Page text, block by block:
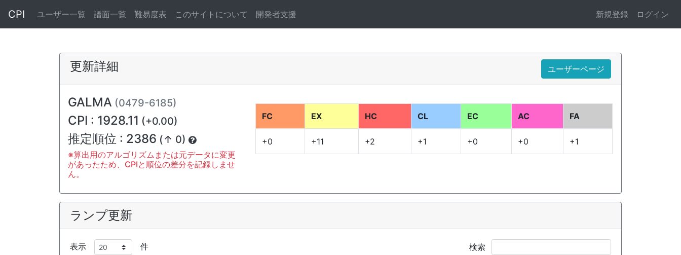
CPI ユーザー一覧 譜面一覧 難易度表 このサイトについて 開発者支援 新規登録 ログイン
更新詳細 ユーザーページ
GALMA (0479-6185)
CPI : 1928.11 (+0.00)
推定順位 : 2386 (↑ 0)
※算出用のアルゴリズムまたは元データに変更
があったため、CPIと順位の差分を記録しませ
ん。
FC EX HC CL EC AC FA
+0 +11 +2 +1 +0 +0 +1
ランプ更新
表示 件 検索